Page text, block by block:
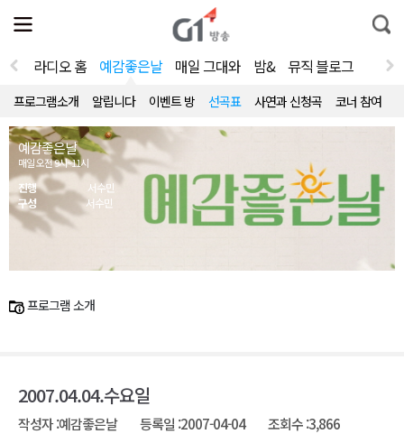
전
체
뉴
열
통
합
라디오 홈 예감좋은날 매일 그대와 밤& 뮤직 블로그
프로그램소개 알립니다 이벤트 방 선곡표 사연과 신청곡 코너 참여
예감좋은날
매일 오전 9시~11시
진행
서수민
구성
서수민
프로그램 소개
2007.04.04.수요일
작성자 :예감좋은날 등록일 :2007-04-04 조회수 :3,866